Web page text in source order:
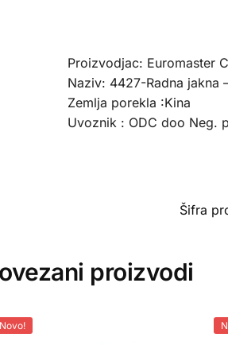
Proizvodjac: Euromaster
Naziv: 4427-Radna jakna
Zemlja porekla :Kina
Uvoznik : ODC doo Neg.
Šifra
proizvodi
Novo!